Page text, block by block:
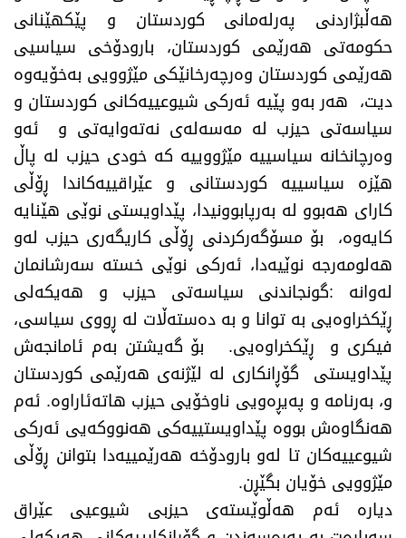
هەڵبژاردنی پەرلەمانی کوردستان و پێکهێنانی
حکومەتی هەرێمی کوردستان، بارودۆخی سیاسیی
هەرێمی کوردستان وەرچەرخانێکی مێژوویی بەخۆیەوە
دیت، هەر بەو پێیە ئەرکی شیوعییەکانی کوردستان و
سیاسەتی حیزب لە مەسەلەی نەتەوایەتی و ئەو
وەرچانخانە سیاسییە مێژووییە کە خودی حیزب لە پاڵ
هێزە سیاسییە کوردستانی و عێراقییەکاندا ڕۆڵی
کارای هەبوو لە بەرپابوونیدا، پێداویستی نوێی هێنایە
کایەوە، بۆ مسۆگەرکردنی ڕۆڵی کاریگەری حیزب لەو
هەلومەرجە نوێیەدا، ئەرکی نوێی خستە سەرشانمان
لەوانە :گونجاندنی سیاسەتی حیزب و هەیکەلی
ڕێکخراوەیی بە توانا و بە دەستەڵات لە ڕووی سیاسی،
فیکری و ڕێکخراوەیی. بۆ گەیشتن بەم ئامانجەش
پێداویستی گۆڕانکاری لە لێژنەی هەرێمی کوردستان
و، بەرنامە و پەیڕەویی ناوخۆیی حیزب هاتەئاراوە. ئەم
هەنگاوەش بووە پێداویستییەکی هەنووکەیی ئەرکی
شیوعییەکان تا لەو بارودۆخە هەرێمییەدا بتوانن ڕۆڵی
مێژوویی خۆیان بگێڕن.
دیارە ئەم هەڵوێستەی حیزبی شیوعیی عێراق